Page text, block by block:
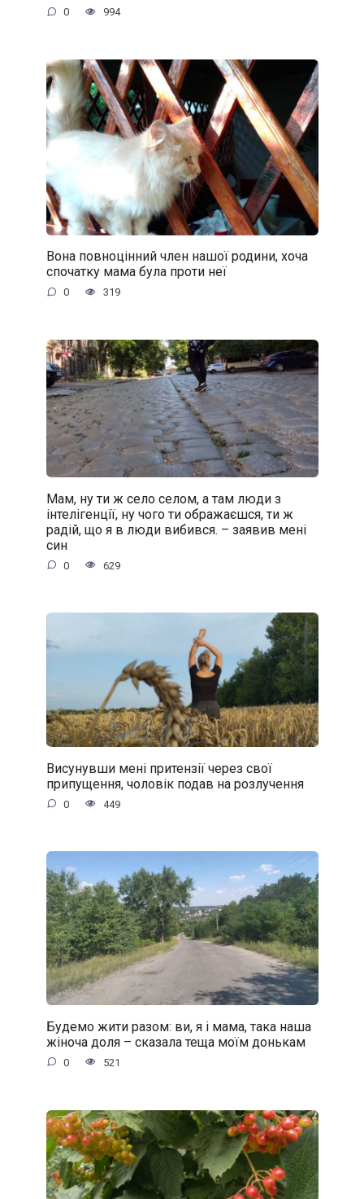
0 994
Вона повноцінний член нашої родини, хоча
спочатку мама була проти неї
0 319
Мам, ну ти ж село селом, а там люди з
інтелігенції, ну чого ти ображаєшся, ти ж
радій, що я в люди вибився. – заявив мені
син
0 629
Висунувши мені притензії через свої
припущення, чоловік подав на розлучення
0 449
Будемо жити разом: ви, я і мама, така наша
жіноча доля – сказала теща моїм донькам
0 521